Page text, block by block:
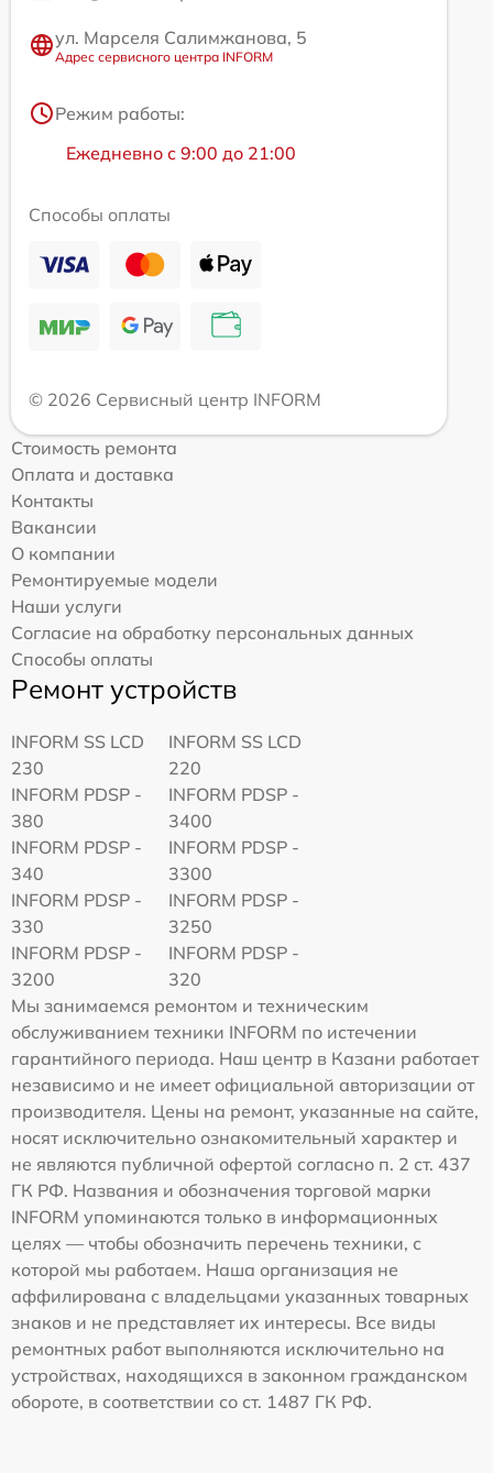
ул. Марселя Салимжанова, 5
Адрес сервисного центра INFORM
Режим работы:
Ежедневно с 9:00 до 21:00
Способы оплаты
© 2026 Сервисный центр INFORM
Стоимость ремонта
Оплата и доставка
Контакты
Вакансии
О компании
Ремонтируемые модели
Наши услуги
Согласие на обработку персональных данных
Способы оплаты
Ремонт устройств
INFORM SS LCD
230
INFORM SS LCD
220
INFORM PDSP -
380
INFORM PDSP -
3400
INFORM PDSP -
340
INFORM PDSP -
3300
INFORM PDSP -
330
INFORM PDSP -
3250
INFORM PDSP -
3200
INFORM PDSP -
320
Мы занимаемся ремонтом и техническим
обслуживанием техники INFORM по истечении
гарантийного периода. Наш центр в Казани работает
независимо и не имеет официальной авторизации от
производителя. Цены на ремонт, указанные на сайте,
носят исключительно ознакомительный характер и
не являются публичной офертой согласно п. 2 ст. 437
ГК РФ. Названия и обозначения торговой марки
INFORM упоминаются только в информационных
целях — чтобы обозначить перечень техники, с
которой мы работаем. Наша организация не
аффилирована с владельцами указанных товарных
знаков и не представляет их интересы. Все виды
ремонтных работ выполняются исключительно на
устройствах, находящихся в законном гражданском
обороте, в соответствии со ст. 1487 ГК РФ.